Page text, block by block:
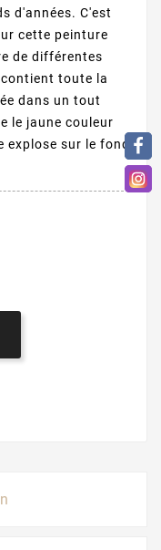
d'années. C'est
cette peinture
de différentes
toute la
dans un tout
le jaune couleur
sur le fond